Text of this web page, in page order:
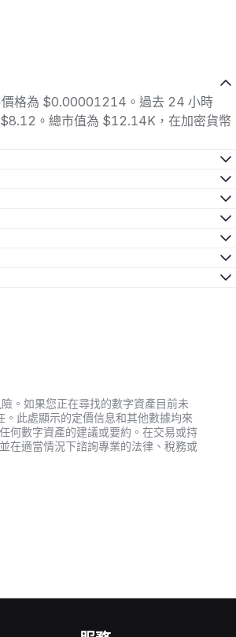
價格為 $0.00001214。過去 24 小時
。總市值為 $12.14K，在加密貨幣
。如果您正在尋找的數字資產目前未
此處顯示的定價信息和其他數據均來
何數字資產的建議或要約。在交易或持
在適當情況下諮詢專業的法律、稅務或